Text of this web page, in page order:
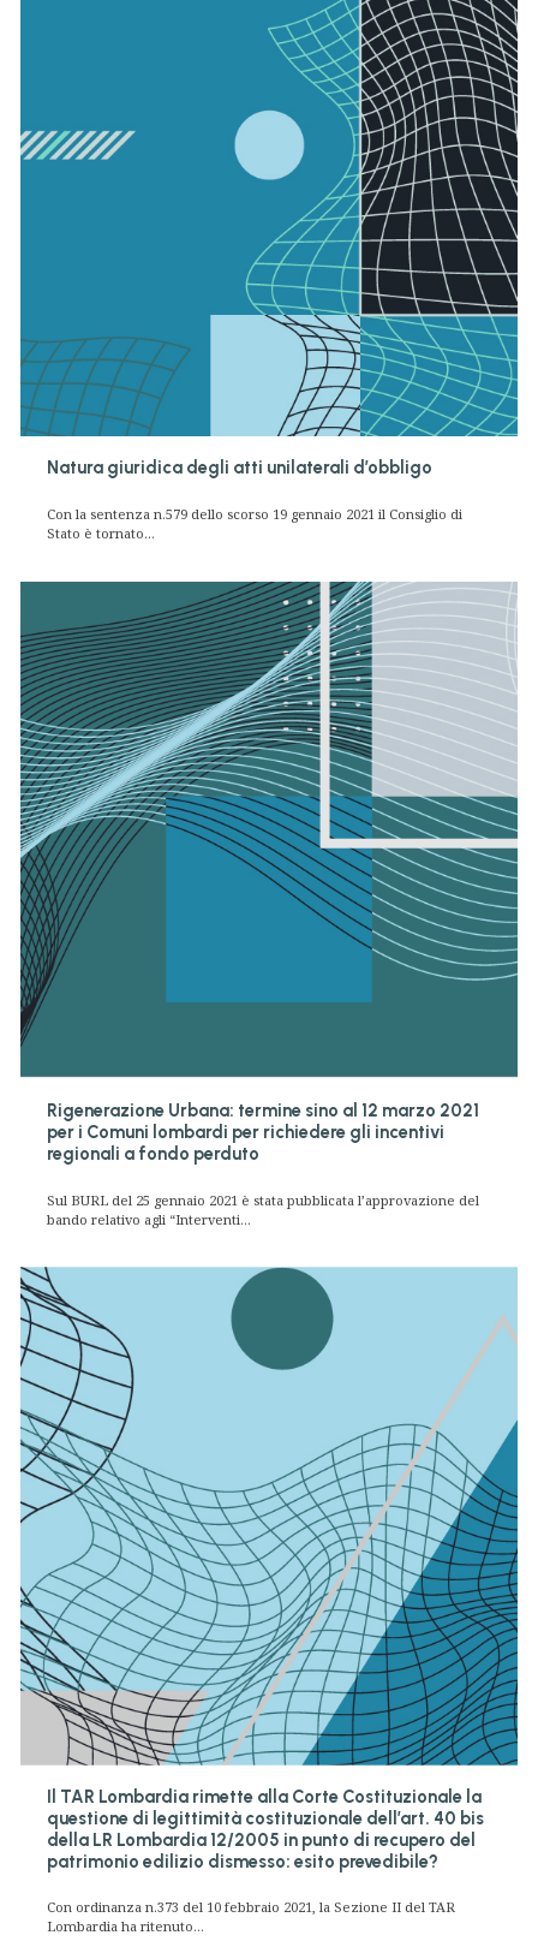
Natura giuridica degli atti unilaterali d’obbligo
Con la sentenza n.579 dello scorso 19 gennaio 2021 il Consiglio di
Stato è tornato...
Rigenerazione Urbana: termine sino al 12 marzo 2021
per i Comuni lombardi per richiedere gli incentivi
regionali a fondo perduto
Sul BURL del 25 gennaio 2021 è stata pubblicata l’approvazione del
bando relativo agli “Interventi...
Il TAR Lombardia rimette alla Corte Costituzionale la
questione di legittimità costituzionale dell’art. 40 bis
della LR Lombardia 12/2005 in punto di recupero del
patrimonio edilizio dismesso: esito prevedibile?
Con ordinanza n.373 del 10 febbraio 2021, la Sezione II del TAR
Lombardia ha ritenuto...